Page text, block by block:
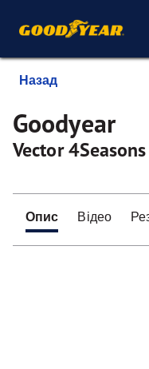
Назад
Goodyear
Vector
Опис Відео